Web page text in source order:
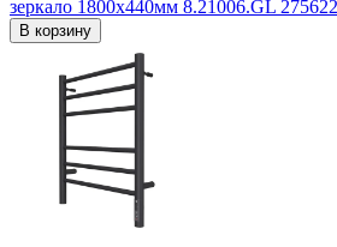
зеркало 1800x440мм 8.21006.GL
В корзину